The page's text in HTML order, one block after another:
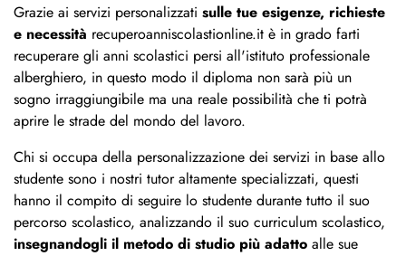
Grazie ai servizi personalizzati sulle tue esigenze, richieste
e necessità recuperoanniscolastionline.it è in grado farti
recuperare gli anni scolastici persi all'istituto professionale
alberghiero, in questo modo il diploma non sarà più un
sogno irraggiungibile ma una reale possibilità che ti potrà
aprire le strade del mondo del lavoro.
Chi si occupa della personalizzazione dei servizi in base allo
studente sono i nostri tutor altamente specializzati, questi
hanno il compito di seguire lo studente durante tutto il suo
percorso scolastico, analizzando il suo curriculum scolastico,
insegnandogli il metodo di studio più adatto alle sue